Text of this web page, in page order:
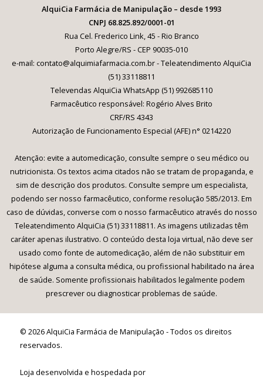
AlquiCia Farmácia de Manipulação – desde 1993
CNPJ 68.825.892/0001-01
Rua Cel. Frederico Link, 45 - Rio Branco
Porto Alegre/RS - CEP 90035-010
e-mail: contato@alquimiafarmacia.com.br - Teleatendimento AlquiCia
(51) 33118811
Televendas AlquiCia WhatsApp (51) 992685110
Farmacêutico responsável: Rogério Alves Brito
CRF/RS 4343
Autorização de Funcionamento Especial (AFE) n° 0214220
Atenção: evite a automedicação, consulte sempre o seu médico ou
nutricionista. Os textos acima citados não se tratam de propaganda, e
sim de descrição dos produtos. Consulte sempre um especialista,
podendo ser nosso farmacêutico, conforme resolução 585/2013. Em
caso de dúvidas, converse com o nosso farmacêutico através do nosso
Teleatendimento AlquiCia (51) 33118811. As imagens utilizadas têm
caráter apenas ilustrativo. O conteúdo desta loja virtual, não deve ser
usado como fonte de automedicação, além de não substituir em
hipótese alguma a consulta médica, ou profissional habilitado na área
de saúde. Somente profissionais habilitados legalmente podem
prescrever ou diagnosticar problemas de saúde.
© 2026 AlquiCia Farmácia de Manipulação - Todos os direitos
reservados.
Loja desenvolvida e hospedada por